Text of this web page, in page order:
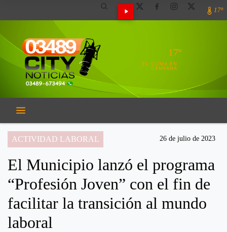
17º
17º
EL CLIMA EN
CAMPANA
ACTIVIDAD LABORAL 26 de julio de 2023
El Municipio lanzó el programa
“Profesión Joven” con el fin de
facilitar la transición al mundo
laboral